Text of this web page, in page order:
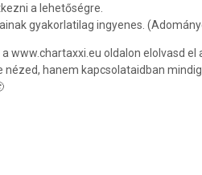
a lehetőségre.
gyakorlatilag ingyenes.
oldalon elolvasd
hanem kapcsolataidban